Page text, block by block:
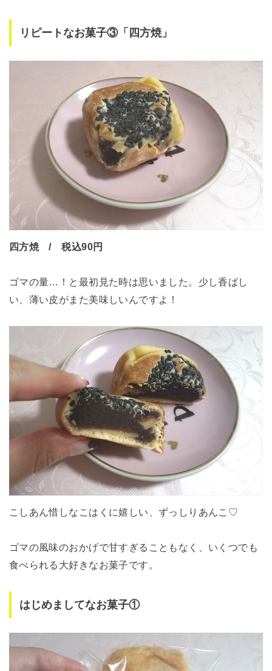
リピートなお菓子③「四方焼」
四方焼 / 税込90円
ゴマの量…！と最初見た時は思いました。少し香ばし
い、薄い皮がまた美味しいんですよ！
こしあん惜しなこはくに嬉しい、ずっしりあんこ♡
ゴマの風味のおかげで甘すぎることもなく、いくつでも
食べられる大好きなお菓子です。
はじめましてなお菓子①